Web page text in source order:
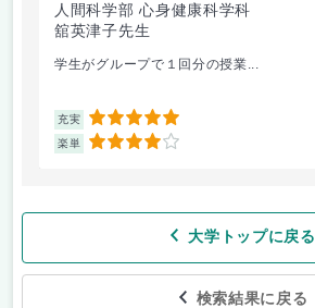
人間科学部 心身健康科学科
舘英津子先生
学生がグループで１回分の授業...
充実 5
楽単 4
大学トップに戻る
検索結果に戻る